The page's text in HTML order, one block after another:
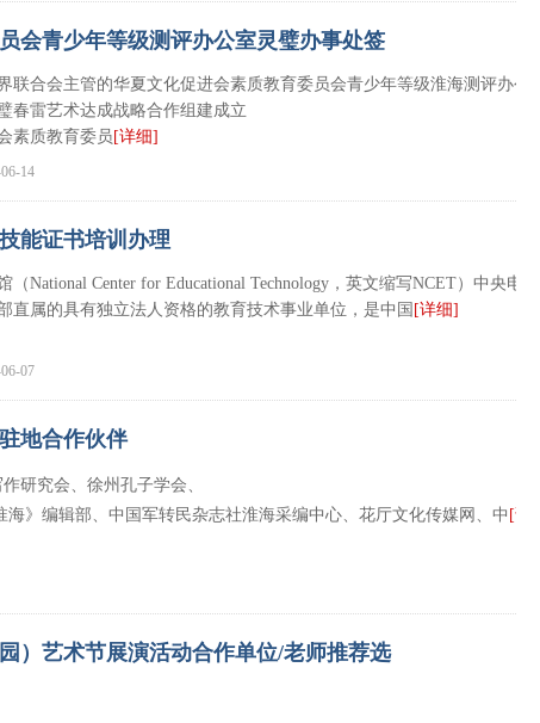
会青少年等级测评办公室灵璧办事处签
联合会主管的华夏文化促进会素质教育委员会青少年等级淮海测评办公室
春雷艺术达成战略合作组建成立
素质教育委员 [详细]
14
能证书培训办理
（National Center for Educational Technology，英文缩写NCET）中央电化
直属的具有独立法人资格的教育技术事业单位，是中国 [详细]
07
地合作伙伴
研究会、徐州孔子学会、
海》编辑部、中国军转民杂志社淮海采编中心、花厅文化传媒网、中 [详
）艺术节展演活动合作单位/老师推荐选